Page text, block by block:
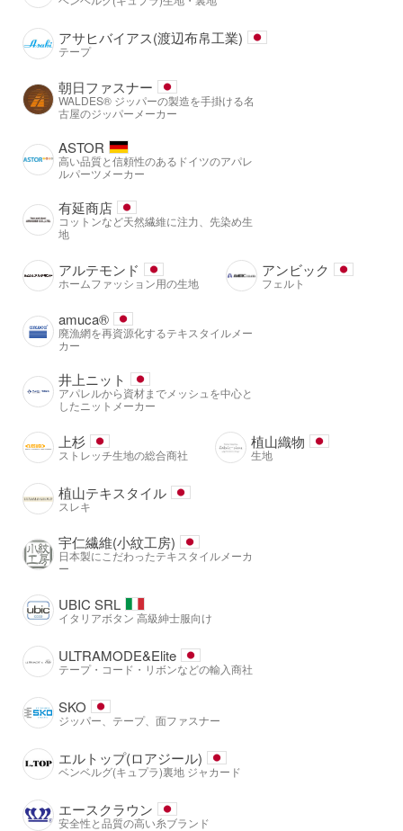
アサヒバイアス(渡辺布帛工業)
テープ
朝日ファスナー
WALDES® ジッパーの製造を手掛ける名
古屋のジッパーメーカー
ASTOR
高い品質と信頼性のあるドイツのアパレ
ルパーツメーカー
有延商店
コットンなど天然繊維に注力、先染め生
地
アルテモンド
ホームファッション用の生地
アンビック
フェルト
amuca®️
廃漁網を再資源化するテキスタイルメー
カー
井上ニット
アパレルから資材までメッシュを中心と
したニットメーカー
上杉
ストレッチ生地の総合商社
植山織物
生地
植山テキスタイル
スレキ
宇仁繊維(小紋工房)
日本製にこだわったテキスタイルメーカ
ー
UBIC SRL
イタリアボタン 高級紳士服向け
ULTRAMODE&Elite
テープ・コード・リボンなどの輸入商社
SKO
ジッパー、テープ、面ファスナー
エルトップ(ロアジール)
ベンベルグ(キュプラ)裏地 ジャカード
エースクラウン
安全性と品質の高い糸ブランド